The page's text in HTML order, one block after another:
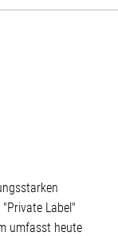
Label"
umfasst heute